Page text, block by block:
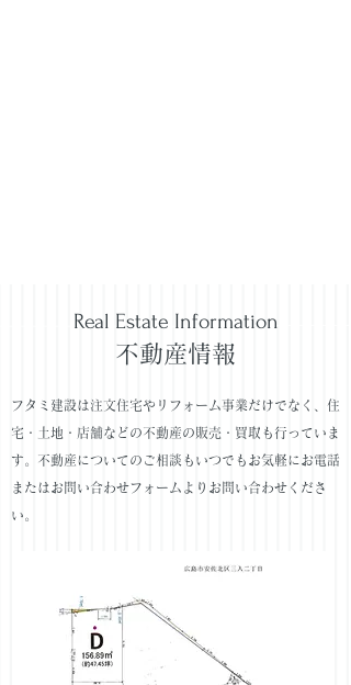
Real Estate Information
不動産情報
フタミ建設は注文住宅やリフォーム事業だけでなく、住
宅・土地・店舗などの不動産の販売・買取も行っていま
す。​不動産についてのご相談もいつでもお気軽にお電話
またはお問い合わせフォームよりお問い合わせくださ
い。